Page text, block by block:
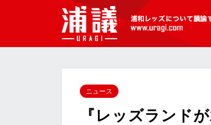
[浦議]浦和レッズについて議論
ニュース
『レッズランド